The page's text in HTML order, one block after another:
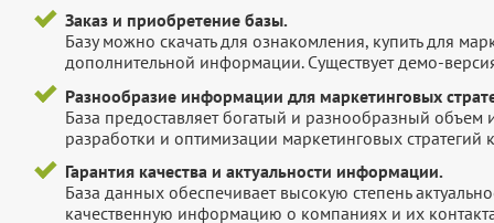
Заказ и приобретение базы.
Базу можно скачать для ознакомления, купить для
дополнительной информации. Существует демо-
Разнообразие информации для маркетинговых
База предоставляет богатый и разнообразный
разработки и оптимизации маркетинговых стратегий
Гарантия качества и актуальности информации.
База данных обеспечивает высокую степень
качественную информацию о компаниях и их